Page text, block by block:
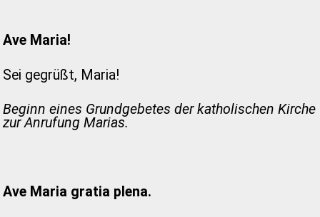
Ave Maria!
Sei gegrüßt, Maria!
Beginn eines Grundgebetes der katholischen Kirche
zur Anrufung Marias.
Ave Maria gratia plena.